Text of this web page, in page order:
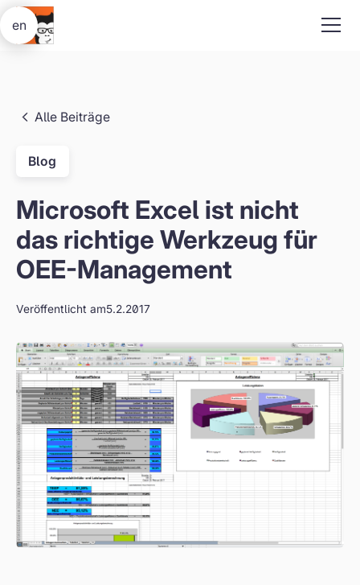
en
Alle Beiträge
Blog
Microsoft Excel ist nicht
das richtige Werkzeug für
OEE-Management
Veröffentlicht am5.2.2017